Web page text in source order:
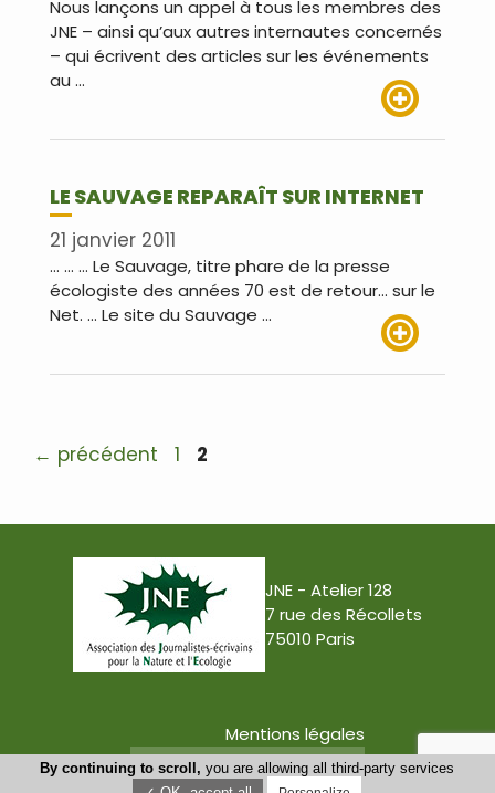
Nous lançons un appel à tous les membres des
JNE – ainsi qu’aux autres internautes concernés
– qui écrivent des articles sur les événements
au …
LE SAUVAGE REPARAÎT SUR INTERNET
21 janvier 2011
… … … Le Sauvage, titre phare de la presse
écologiste des années 70 est de retour… sur le
Net. … Le site du Sauvage …
Navigation
← précédent Page
1 Page
2
JNE - Atelier 128
7 rue des Récollets
75010 Paris
Mentions légales
Conception : Tabula Rasa
By continuing to scroll, you are allowing all third-party services